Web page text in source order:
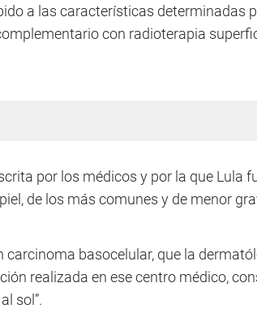
a las características determinadas
con radioterapia
por los médicos y por la que Lula
de los más comunes y de menor
carcinoma basocelular, que la
realizada en ese centro médico,
sol”.